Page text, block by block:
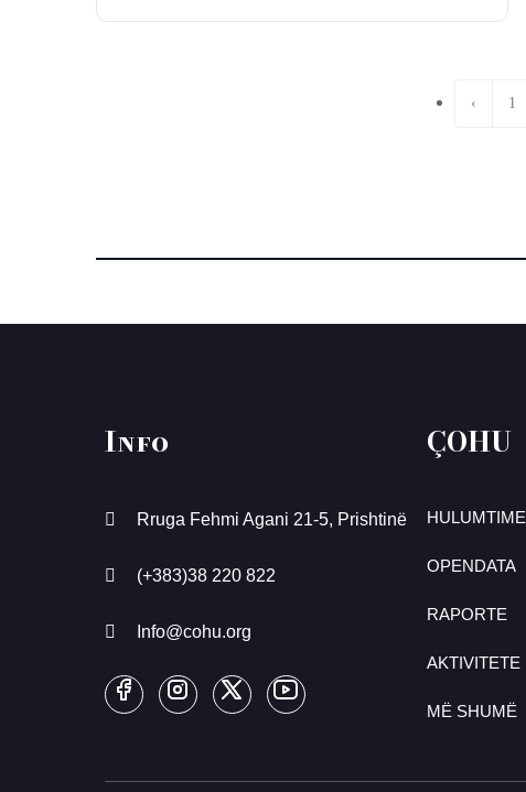
‹ 1
Info
Rruga Fehmi Agani 21-5, Prishtinë
(+383)38 220 822
Info@cohu.org
ÇOHU
HULUMTIME
OPENDATA
RAPORTE
AKTIVITETE
MË SHUMË